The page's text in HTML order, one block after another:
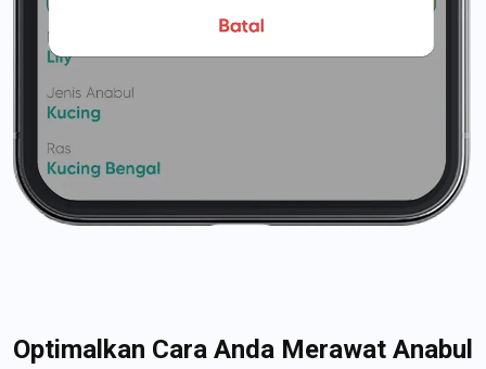
Optimalkan Cara Anda Merawat Anabul